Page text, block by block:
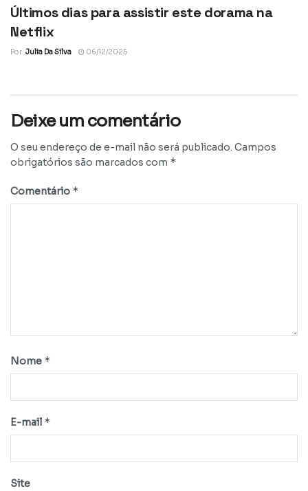
Últimos dias para assistir este dorama na
Netflix
Por Julia Da Silva 06/12/2025
Deixe um comentário
O seu endereço de e-mail não será publicado. Campos
obrigatórios são marcados com *
Comentário *
Nome *
E-mail *
Site